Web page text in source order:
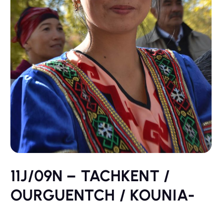
11J/09N – TACHKENT /
OURGUENTCH / KOUNIA-